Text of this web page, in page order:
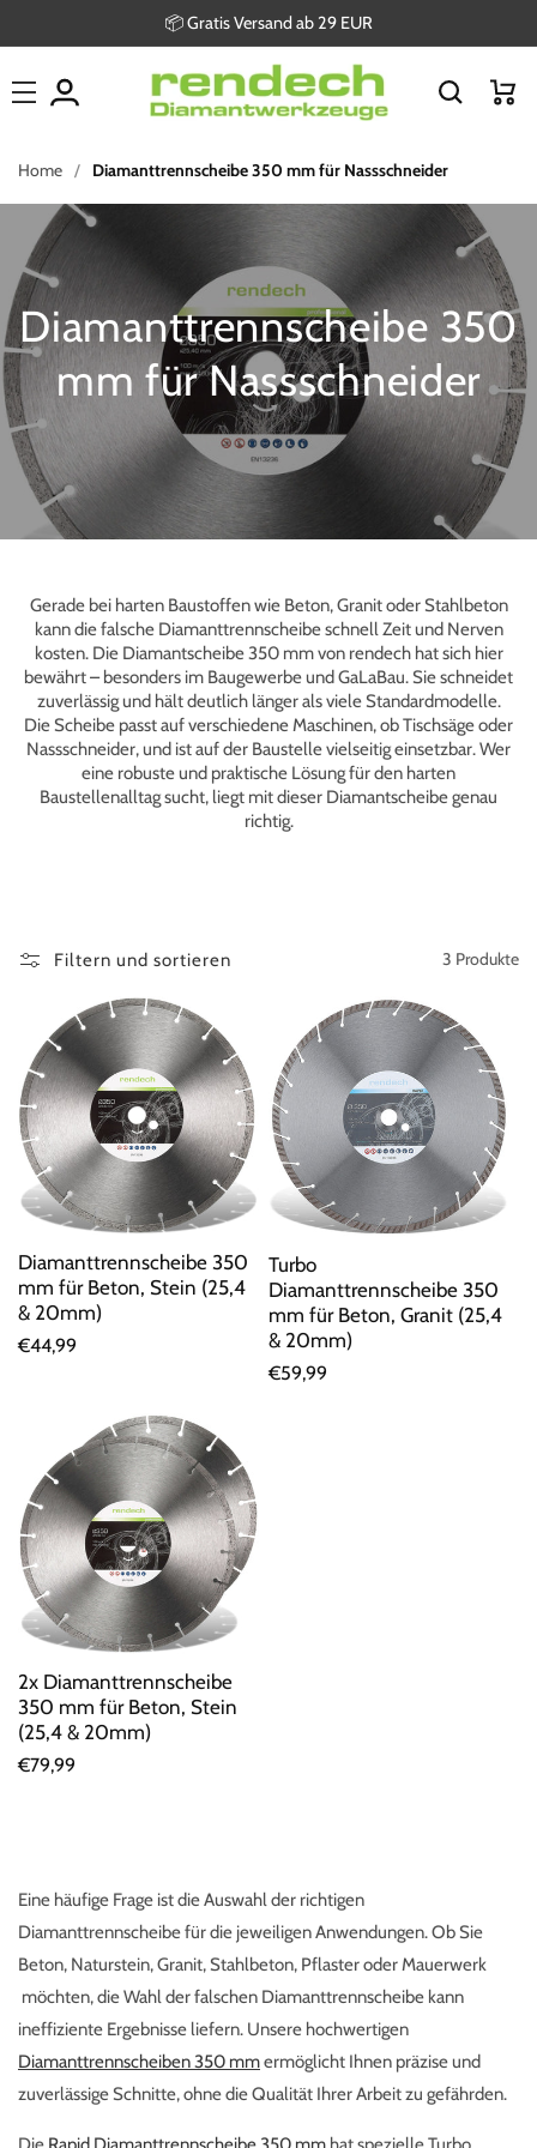
Inhalt
📦 Gratis Versand ab 29 EUR
Home Diamanttrennscheibe 350 mm für Nassschneider
Diamanttrennscheibe 350
mm für Nassschneider
Gerade bei harten Baustoffen wie Beton, Granit oder Stahlbeton
kann die falsche Diamanttrennscheibe schnell Zeit und Nerven
kosten. Die Diamantscheibe 350 mm von rendech hat sich hier
bewährt – besonders im Baugewerbe und GaLaBau. Sie schneidet
zuverlässig und hält deutlich länger als viele Standardmodelle.
Die Scheibe passt auf verschiedene Maschinen, ob Tischsäge oder
Nassschneider, und ist auf der Baustelle vielseitig einsetzbar. Wer
eine robuste und praktische Lösung für den harten
Baustellenalltag sucht, liegt mit dieser Diamantscheibe genau
richtig.
Filtern und sortieren 3 Produkte
Diamanttrennscheibe 350
mm für Beton, Stein (25,4
& 20mm)
Normaler
€44,99
Turbo
Diamanttrennscheibe 350
mm für Beton, Granit (25,4
& 20mm)
Normaler
€59,99
2x Diamanttrennscheibe
350 mm für Beton, Stein
(25,4 & 20mm)
Normaler
€79,99
Eine häufige Frage ist die Auswahl der richtigen
Diamanttrennscheibe für die jeweiligen Anwendungen. Ob Sie
Beton, Naturstein, Granit, Stahlbeton, Pflaster oder Mauerwerk
möchten, die Wahl der falschen Diamanttrennscheibe kann
ineffiziente Ergebnisse liefern. Unsere hochwertigen
Diamanttrennscheiben 350 mmermöglicht Ihnen präzise und
zuverlässige Schnitte, ohne die Qualität Ihrer Arbeit zu gefährden.